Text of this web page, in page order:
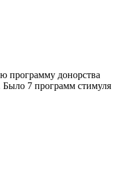
программу донорства
7 программ стимуля